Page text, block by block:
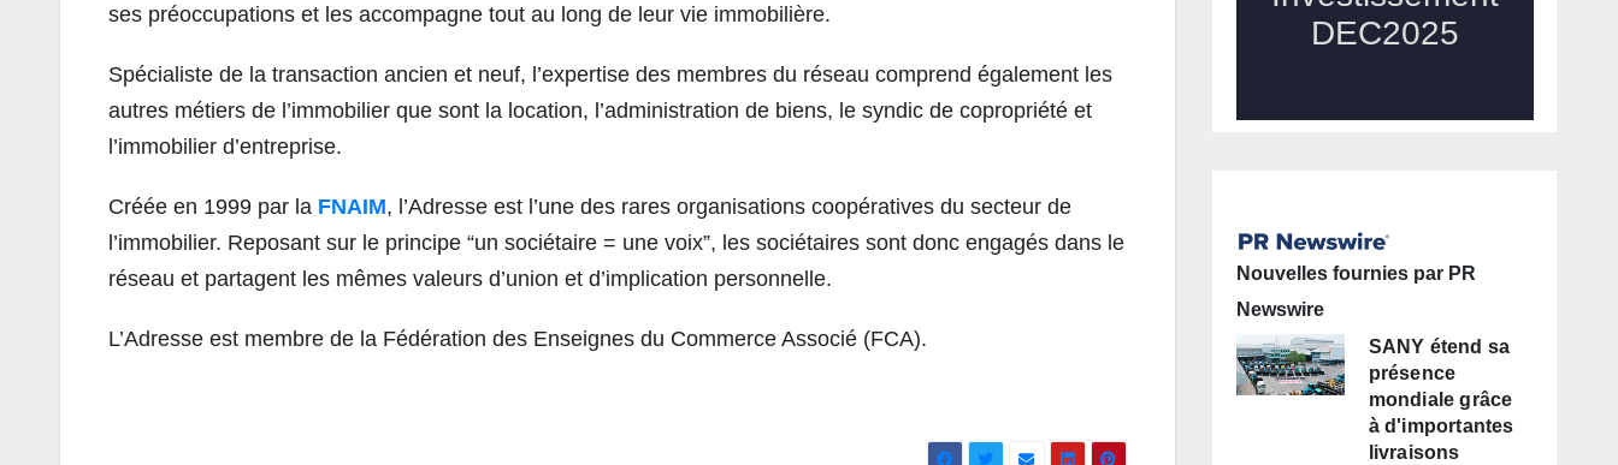
ses préoccupations et les accompagne tout au long de leur vie immobilière.
Spécialiste de la transaction ancien et neuf, l’expertise des membres du réseau comprend également les
autres métiers de l’immobilier que sont la location, l’administration de biens, le syndic de copropriété et
l’immobilier d’entreprise.
Créée en 1999 par la FNAIM, l’Adresse est l’une des rares organisations coopératives du secteur de
l’immobilier. Reposant sur le principe “un sociétaire = une voix”, les sociétaires sont donc engagés dans le
réseau et partagent les mêmes valeurs d’union et d’implication personnelle.
L’Adresse est membre de la Fédération des Enseignes du Commerce Associé (FCA).
Nouvelles fournies par PR
Newswire
SANY étend sa
présence
mondiale grâce
à d'importantes
livraisons